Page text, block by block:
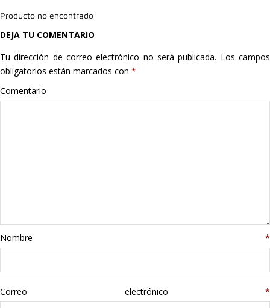
Hogar
Informática
Listas
libros
Producto no encontrado
DEJA TU COMENTARIO
Tu dirección de correo electrónico no será publicada. Los campos
obligatorios están marcados con *
Comentario
Nombre *
Correo electrónico *